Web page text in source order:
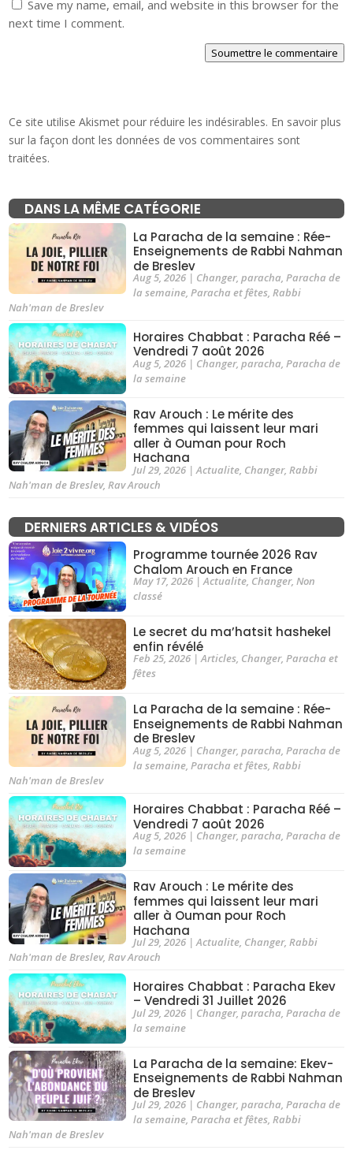
Save my name, email, and website in this browser for the
next time I comment.
Soumettre le commentaire
Ce site utilise Akismet pour réduire les indésirables. En savoir plus
sur la façon dont les données de vos commentaires sont
traitées.
DANS LA MÊME CATÉGORIE
La Paracha de la semaine : Rée-
Enseignements de Rabbi Nahman
de Breslev
Aug 5, 2026| Changer, paracha, Paracha de
la semaine, Paracha et fêtes, Rabbi
Nah'man de Breslev
Horaires Chabbat : Paracha Réé –
Vendredi 7 août 2026
Aug 5, 2026| Changer, paracha Paracha de
la semaine
Rav Arouch : Le mérite des
femmes qui laissent leur mari
aller à Ouman pour Roch
Hachana
Jul 29, 2026| Actualite, Changer, Rabbi
Nah'man de Breslev, Rav Arouch
DERNIERS ARTICLES & VIDÉOS
Programme tournée 2026 Rav
Chalom Arouch en France
May 17, 2026|Actualite, Changer, Non
classé
Le secret du ma’hatsit hashekel
enfin révélé
Feb 25, 2026|Articles, Changer, Paracha et
fêtes
La Paracha de la semaine : Rée-
Enseignements de Rabbi Nahman
de Breslev
Aug 5, 2026| Changer, paracha, Paracha de
la semaine, Paracha et fêtes, Rabbi
Nah'man de Breslev
Horaires Chabbat : Paracha Réé –
Vendredi 7 août 2026
Aug 5, 2026| Changer, paracha, Paracha de
la semaine
Rav Arouch : Le mérite des
femmes qui laissent leur mari
aller à Ouman pour Roch
Hachana
Jul 29, 2026|Actualite, Changer, Rabbi
Nah'man de Breslev,Rav Arouch
Horaires Chabbat : Paracha Ekev
– Vendredi 31 Juillet 2026
Jul 29, 2026| Changer, paracha, Paracha de
la semaine
La Paracha de la semaine: Ekev-
Enseignements de Rabbi Nahman
de Breslev
Jul 29, 2026| Changer, paracha, Paracha de
la semaine, Paracha et fêtes, Rabbi
Nah'man de Breslev